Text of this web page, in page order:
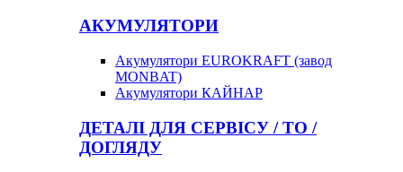
АКУМУЛЯТОРИ
Акумулятори EUROKRAFT (завод
MONBAT)
Акумулятори КАЙНАР
ДЕТАЛІ ДЛЯ СЕРВІСУ / ТО /
ДОГЛЯДУ